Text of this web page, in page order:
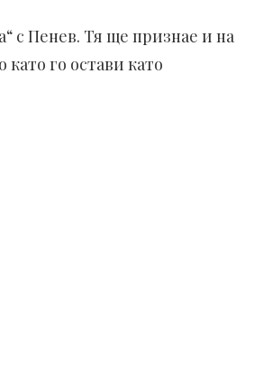
с Пенев. Тя ще признае и на
го остави като